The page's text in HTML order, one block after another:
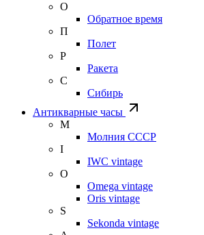
О
Обратное время
П
Полет
Р
Ракета
С
Сибирь
Антикварные часы
М
Молния СССР
I
IWC vintage
O
Omega vintage
Oris vintage
S
Sekonda vintage